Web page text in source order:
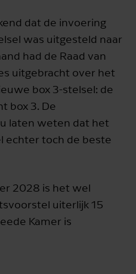
dat de invoering
was uitgesteld naar
had de Raad van
uitgebracht over het
box 3-stelsel: de
box 3. De
laten weten dat het
echter toch de beste
2028 is het wel
uiterlijk 15
Kamer is